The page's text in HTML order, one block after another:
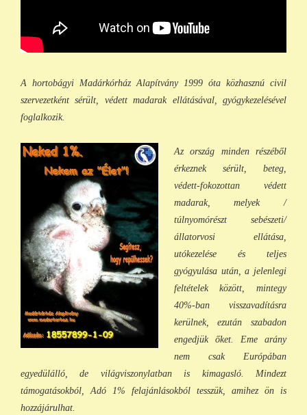
A hortobágyi Madárkórház Alapítvány 1999 óta közhasznú civil
szervezetként sérült, védett madarak ellátásával, gyógykezelésével
foglalkozik.
Az ország minden részéből
érkeznek sérült, beteg,
védett-fokozottan védett
madarak, melyek /
túlnyomórészt sebészeti/
állatorvosi ellátása,
utókezelése és teljes
gyógyulása után, a jelenlegi
feltételek között, mintegy
40%-ban visszavadításra
kerülnek, ezután szabadon
engedjük őket. Eme arány
nem csak Európában
egyedülálló, de világviszonylatban is kimagasló. Mindezt
támogatásokból, Adó 1% felajánlásokból tesszük, amihez ön is
hozzájárulhat.